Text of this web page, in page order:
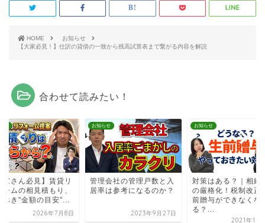
HOME
お知らせ
【大家必見！】仕訳の貸借の一致から残高試算表まで繋がる内容を解説
合わせて読みたい！
家さん必見】賃貸リ
ームの相見積もり、
べき"金額の目安"...
2026年7月8日
お知らせ
管理会社の管理戸数と入
居率は参考になるのか？
2023年9月27日
お知らせ
対策はある？｜相続
の厳格化！税制改正
前贈与ができなくな
る？...
2021年11